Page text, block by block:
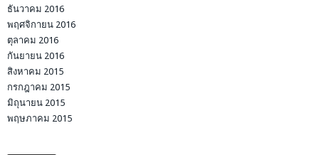
ธันวาคม 2016
พฤศจิกายน 2016
ตุลาคม 2016
กันยายน 2016
สิงหาคม 2015
กรกฎาคม 2015
มิถุนายน 2015
พฤษภาคม 2015